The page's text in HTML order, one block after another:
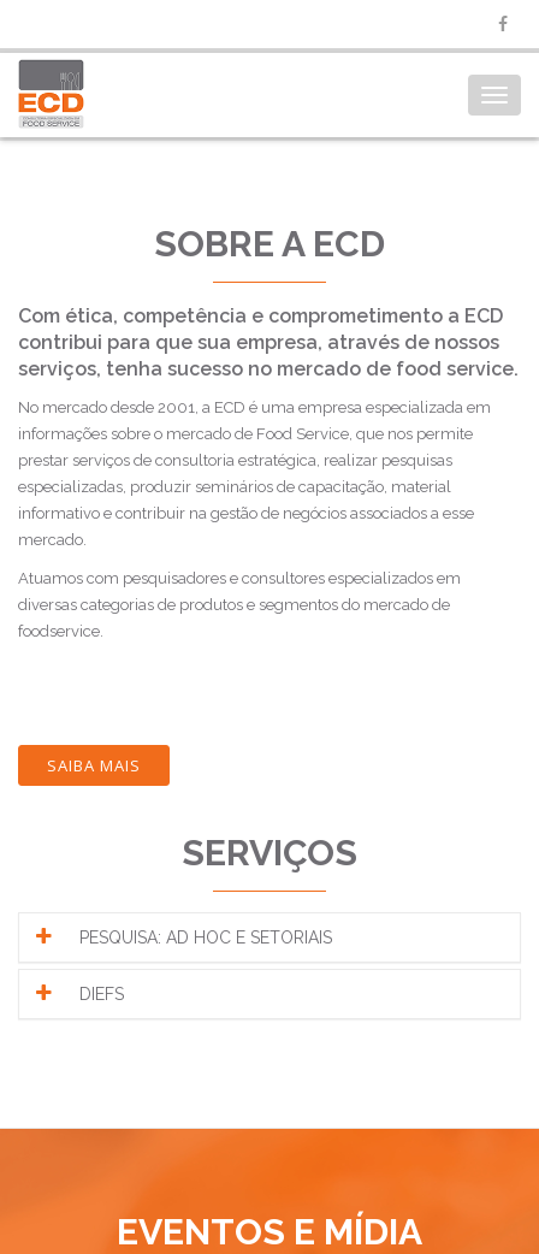
SOBRE A ECD
Com ética, competência e comprometimento a ECD
contribui para que sua empresa, através de nossos
serviços, tenha sucesso no mercado de food service.
No mercado desde 2001, a ECD é uma empresa especializada em
informações sobre o mercado de Food Service, que nos permite
prestar serviços de consultoria estratégica, realizar pesquisas
especializadas, produzir seminários de capacitação, material
informativo e contribuir na gestão de negócios associados a esse
mercado.
Atuamos com pesquisadores e consultores especializados em
diversas categorias de produtos e segmentos do mercado de
foodservice.
SAIBA MAIS
SERVIÇOS
PESQUISA: AD HOC E SETORIAIS
DIEFS
EVENTOS E MÍDIA